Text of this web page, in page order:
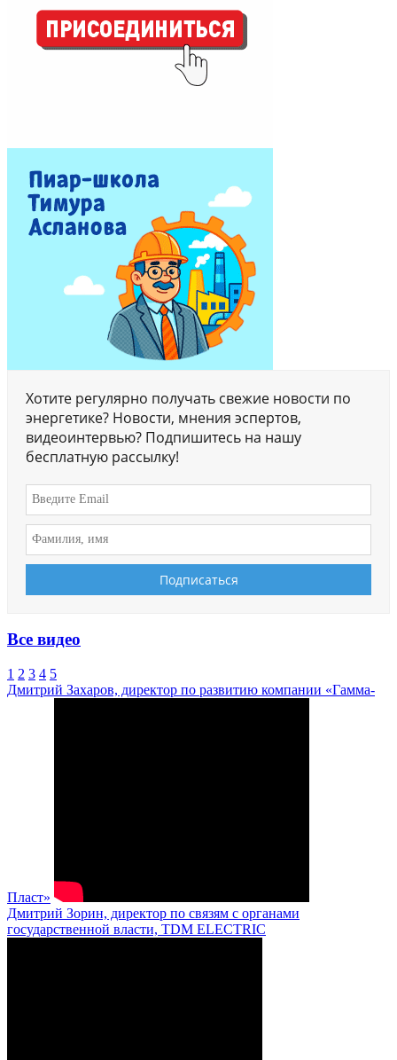
Хотите регулярно получать свежие новости по
энергетике? Новости, мнения эспертов,
видеоинтервью? Подпишитесь на нашу
бесплатную рассылку!
Все видео
1 2 3 4 5
Дмитрий Захаров, директор по развитию компании «Гамма-
Пласт»
Дмитрий Зорин, директор по связям с органами
государственной власти, TDM ELECTRIC